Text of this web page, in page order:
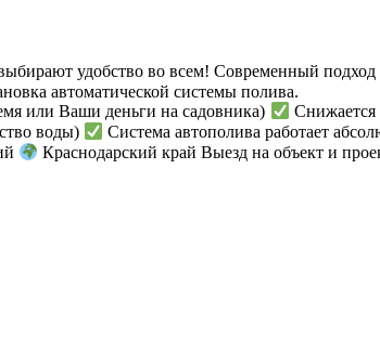
удобство во всем! Современный подход
автоматической системы полива. ⠀⠀ ⠀⠀
или Ваши деньги на садовника)
Снижается
воды)
Система автополива работает
Краснодарский край Выезд на объект и